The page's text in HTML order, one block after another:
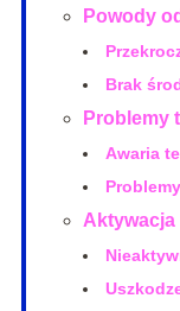
Powody
Brak
Problemy
Awaria